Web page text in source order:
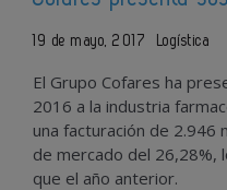
19 de mayo, 2017 Logística
El Grupo Cofares ha
2016 a la industria
una facturación de 2.946
de mercado del 26,28%,
que el año anterior.